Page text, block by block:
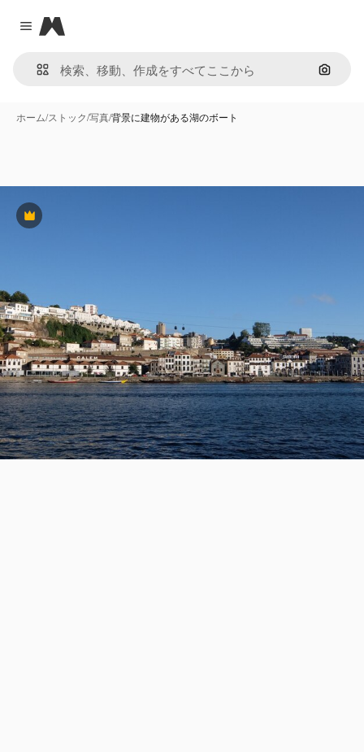
Close menu
Magnific
画像で
ホーム/ストック/写真/背景に建物がある湖のボート
Premium